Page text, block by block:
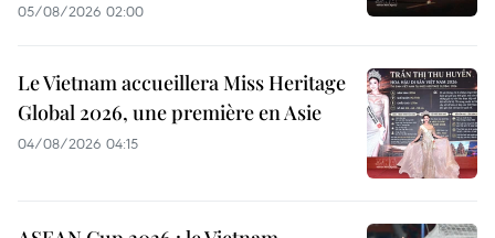
05/08/2026 02:00
Le Vietnam accueillera Miss Heritage
Global 2026, une première en Asie
04/08/2026 04:15